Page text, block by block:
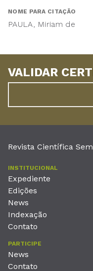
NOME PARA CITAÇÃO
PAULA, Miriam de
VALIDAR
Revista Científica
INSTITUCIONAL
Expediente
Edições
News
Indexação
Contato
PARTICIPE
News
Contato